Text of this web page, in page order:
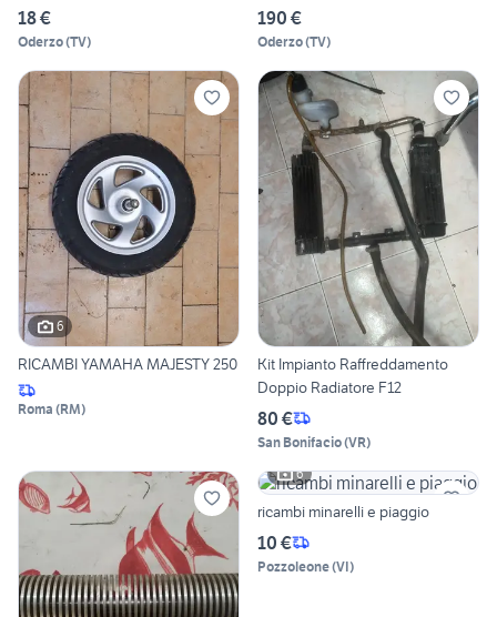
18 €
Oderzo(TV)
190 €
Oderzo(TV)
6
RICAMBI YAMAHA MAJESTY 250
Roma (RM)
Kit Impianto Raffreddamento
Doppio Radiatore F12
80 €
San Bonifacio(VR)
6
ricambi minarelli e piaggio
10 €
Pozzoleone(VI)